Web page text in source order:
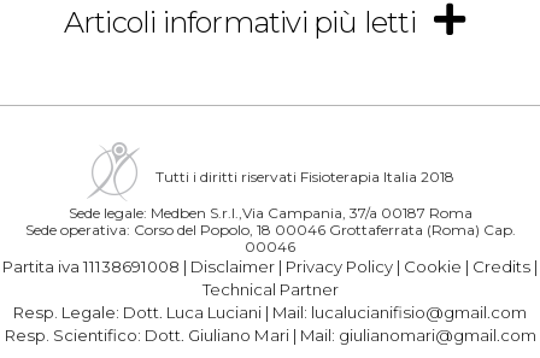
Articoli informativi più letti
Tutti i diritti riservati Fisioterapia Italia 2018
Sede legale: Medben S.r.l.,Via Campania, 37/a 00187 Roma
Sede operativa: Corso del Popolo, 18 00046 Grottaferrata (Roma) Cap.
00046
Partita iva 11138691008 | Disclaimer | Privacy Policy | Cookie | Credits |
Technical Partner
Resp. Legale: Dott. Luca Luciani | Mail: lucalucianifisio@gmail.com
Resp. Scientifico: Dott. Giuliano Mari| Mail: giulianomari@gmail.com